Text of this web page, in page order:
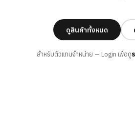
ดูสินค้าทั้งหมด
สำหรับตัวแทนจำหน่าย — Login เพื่อดู